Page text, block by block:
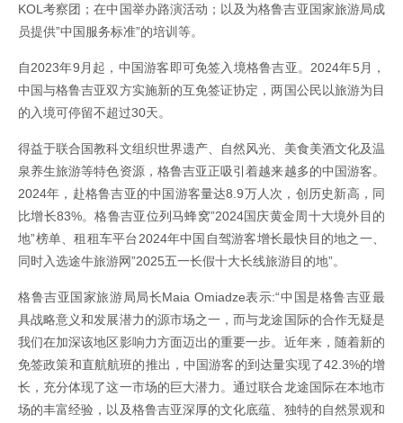
KOL考察团；在中国举办路演活动；以及为格鲁吉亚国家旅游局成
员提供”中国服务标准”的培训等。
自2023年9月起，中国游客即可免签入境格鲁吉亚。2024年5月，
中国与格鲁吉亚双方实施新的互免签证协定，两国公民以旅游为目
的入境可停留不超过30天。
得益于联合国教科文组织世界遗产、自然风光、美食美酒文化及温
泉养生旅游等特色资源，格鲁吉亚正吸引着越来越多的中国游客。
2024年，赴格鲁吉亚的中国游客量达8.9万人次，创历史新高，同
比增长83%。格鲁吉亚位列马蜂窝”2024国庆黄金周十大境外目的
地”榜单、租租车平台2024年中国自驾游客增长最快目的地之一、
同时入选途牛旅游网”2025五一长假十大长线旅游目的地”。
格鲁吉亚国家旅游局局长Maia Omiadze表示:“中国是格鲁吉亚最
具战略意义和发展潜力的源市场之一，而与龙途国际的合作无疑是
我们在加深该地区影响力方面迈出的重要一步。近年来，随着新的
免签政策和直航航班的推出，中国游客的到达量实现了42.3%的增
长，充分体现了这一市场的巨大潜力。通过联合龙途国际在本地市
场的丰富经验，以及格鲁吉亚深厚的文化底蕴、独特的自然景观和